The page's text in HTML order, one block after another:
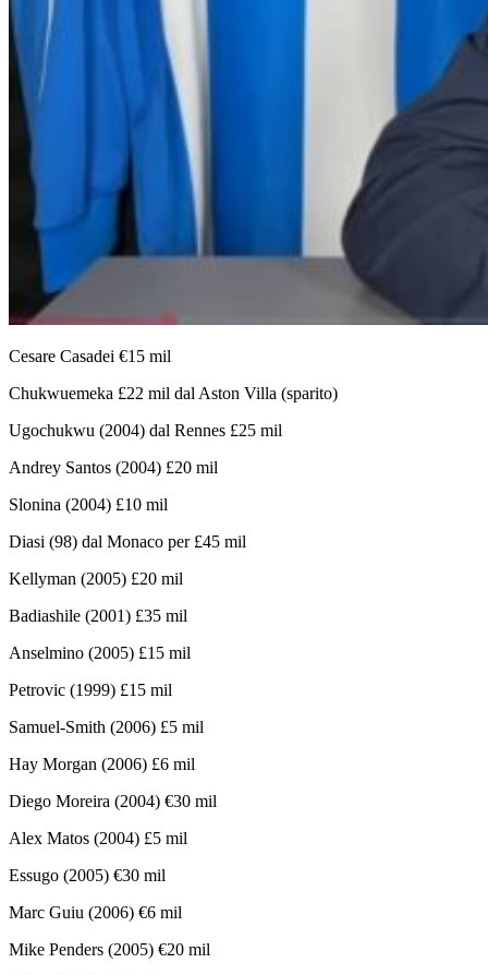
Cesare Casadei €15 mil
Chukwuemeka £22 mil dal Aston Villa (sparito)
Ugochukwu (2004) dal Rennes £25 mil
Andrey Santos (2004) £20 mil
Slonina (2004) £10 mil
Diasi (98) dal Monaco per £45 mil
Kellyman (2005) £20 mil
Badiashile (2001) £35 mil
Anselmino (2005) £15 mil
Petrovic (1999) £15 mil
Samuel-Smith (2006) £5 mil
Hay Morgan (2006) £6 mil
Diego Moreira (2004) €30 mil
Alex Matos (2004) £5 mil
Essugo (2005) €30 mil
Marc Guiu (2006) €6 mil
Mike Penders (2005) €20 mil